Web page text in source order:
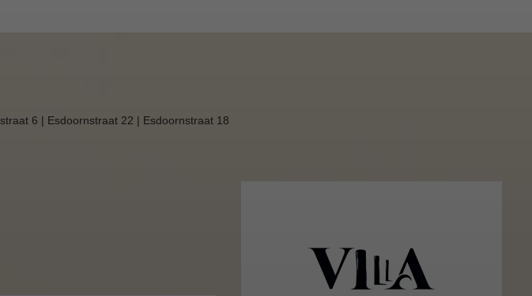
6 | Esdoornstraat 22 | Esdoornstraat 18